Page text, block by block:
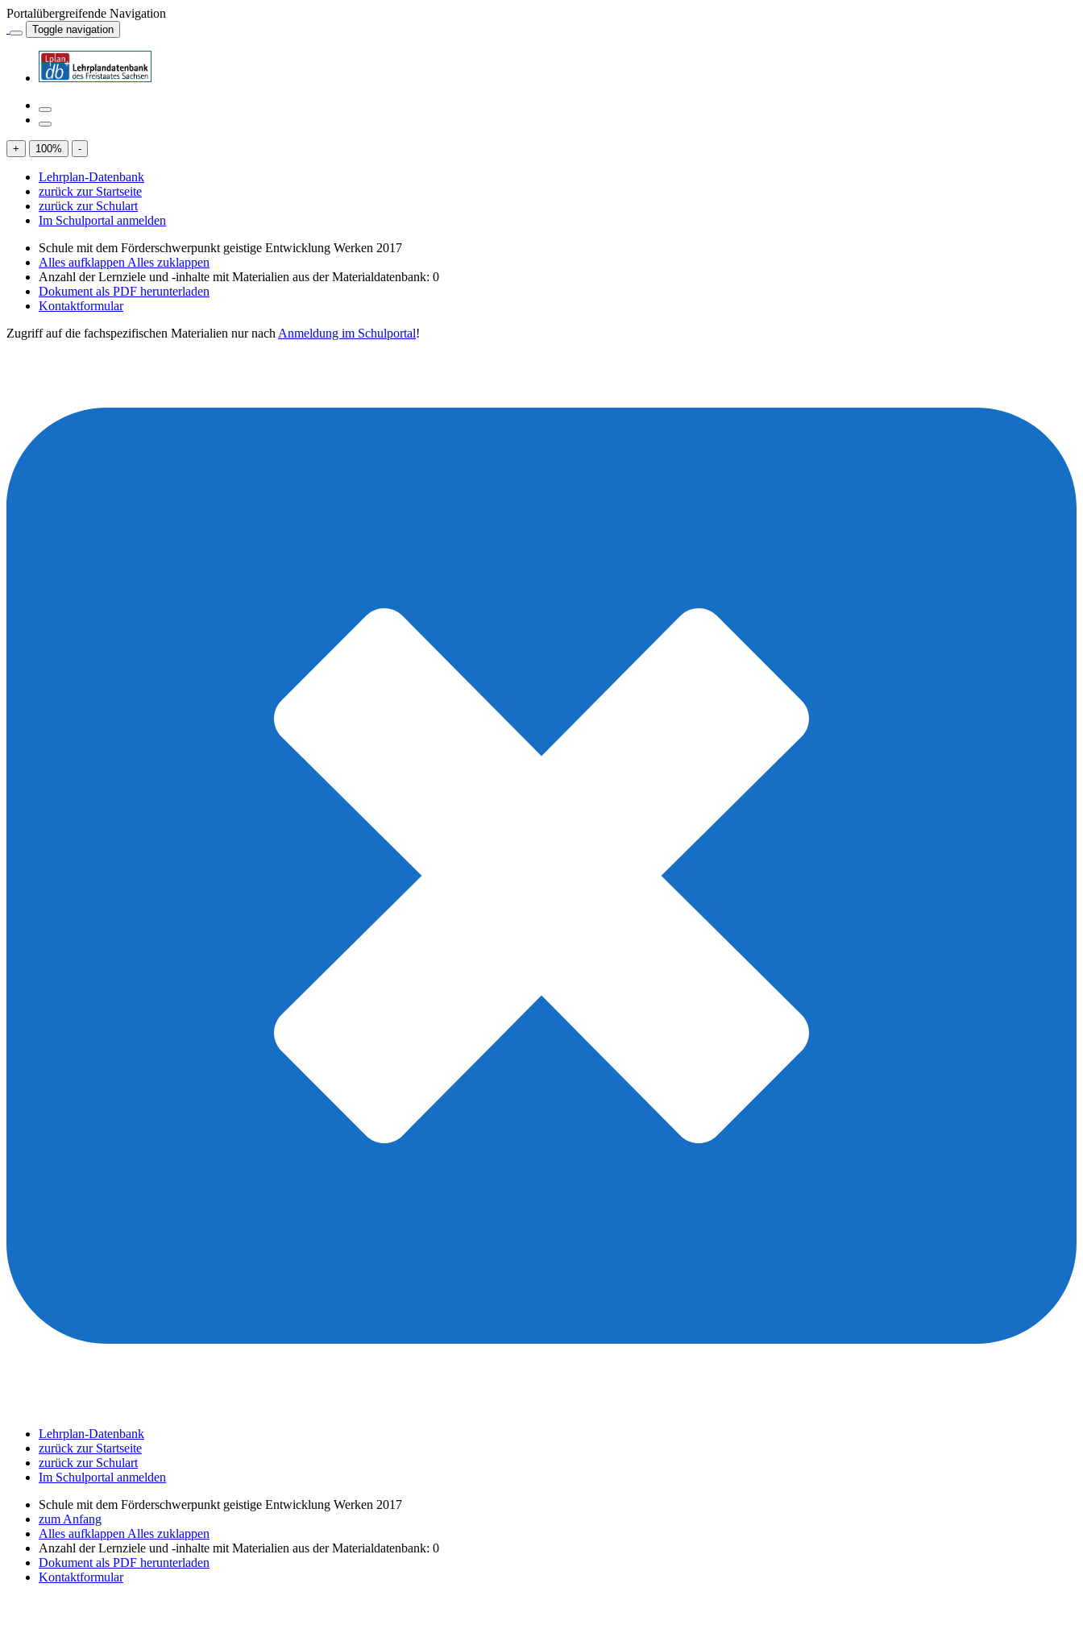
Portalübergreifende Navigation
Toggle navigation
+ 100% -
Lehrplan-Datenbank
zurück zur Startseite
zurück zur Schulart
Im Schulportal anmelden
Schule mit dem Förderschwerpunkt geistige Entwicklung Werken 2017
Alles aufklappen Alles zuklappen
Anzahl der Lernziele und -inhalte mit Materialien aus der Materialdatenbank: 0
Dokument als PDF herunterladen
Kontaktformular
Zugriff auf die fachspezifischen Materialien nur nach Anmeldung im Schulportal!
Lehrplan-Datenbank
zurück zur Startseite
zurück zur Schulart
Im Schulportal anmelden
Schule mit dem Förderschwerpunkt geistige Entwicklung Werken 2017
zum Anfang
Alles aufklappen Alles zuklappen
Anzahl der Lernziele und -inhalte mit Materialien aus der Materialdatenbank: 0
Dokument als PDF herunterladen
Kontaktformular